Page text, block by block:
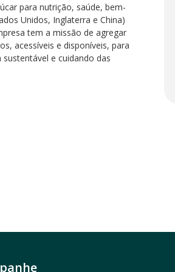
para nutrição, saúde, bem-
Unidos, Inglaterra e China)
tem a missão de agregar
acessíveis e disponíveis, para
e cuidando das